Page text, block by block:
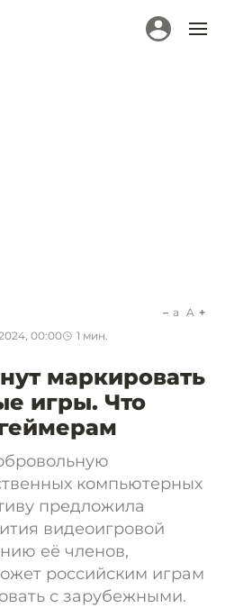
00:00 1 мин.
a A
маркировать
игры. Что
компьютерных
предложила
видеоигровой
её членов,
российским играм
с зарубежными.